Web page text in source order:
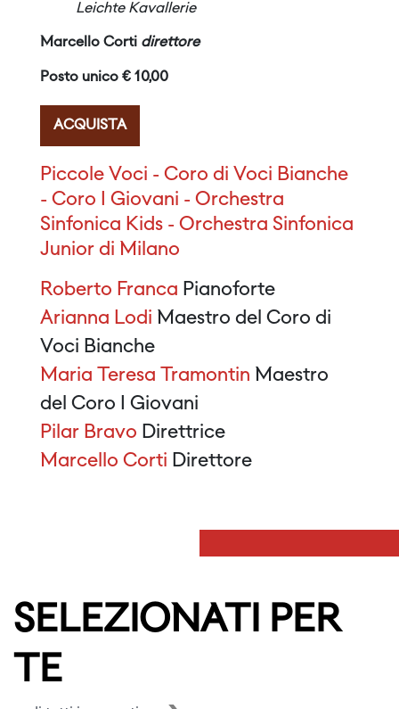
Leichte Kavallerie
Marcello Corti direttore
Posto unico € 10,00
ACQUISTA
Piccole Voci - Coro di Voci Bianche
- Coro I Giovani - Orchestra
Sinfonica Kids - Orchestra Sinfonica
Junior di Milano
Roberto Franca Pianoforte
Arianna Lodi Maestro del Coro di
Voci Bianche
Maria Teresa Tramontin Maestro
del Coro I Giovani
Pilar Bravo Direttrice
Marcello Corti Direttore
SELEZIONATI PER
TE